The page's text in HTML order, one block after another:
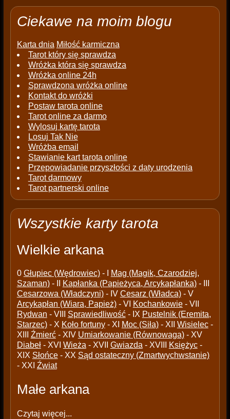
Ciekawe na moim blogu
Karta dnia Miłość karmiczna
Tarot który się sprawdza
Wróżka która się sprawdza
Wróżka online 24h
Sprawdzona wróżka online
Kontakt do wróżki
Postaw tarota online
Tarot online za darmo
Wylosuj kartę tarota
Losuj Tak Nie
Wróżba email
Stawianie kart tarota online
Przepowiadanie przyszłości z daty urodzenia
Tarot darmowy
Tarot partnerski online
Wszystkie karty tarota
Wielkie arkana
0 Głupiec (Wędrowiec)- I
Mag (Magik, Czarodziej,
Szaman)- II Kapłanka (Papieżyca, Arcykapłanka)- III
Cesarzowa (Władczyni)- IV Cesarz (Władca)- V
Arcykapłan (Wiara, Papież)- VI Kochankowie- VII
Rydwan - VIII Sprawiedliwość- IX Pustelnik (Eremita,
Starzec)- X Koło fortuny- XI Moc (Siła)- XII Wisielec-
XIII Źmierć- XIV Umiarkowanie (Równowaga)- XV
Diabeł- XVI Wieża - XVII Gwiazda - XVIII Księżyc-
XIX Słońce- XX Sąd ostateczny (Zmartwychwstanie)
- XXI Źwiat
Małe arkana
Czytaj więcej...